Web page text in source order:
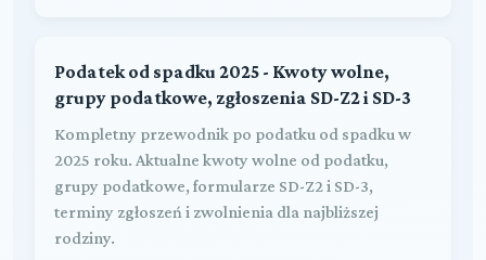
Podatek od spadku 2025 - Kwoty wolne,
grupy podatkowe, zgłoszenia SD-Z2 i SD-3
Kompletny przewodnik po podatku od spadku w
2025 roku. Aktualne kwoty wolne od podatku,
grupy podatkowe, formularze SD-Z2 i SD-3,
terminy zgłoszeń i zwolnienia dla najbliższej
rodziny.